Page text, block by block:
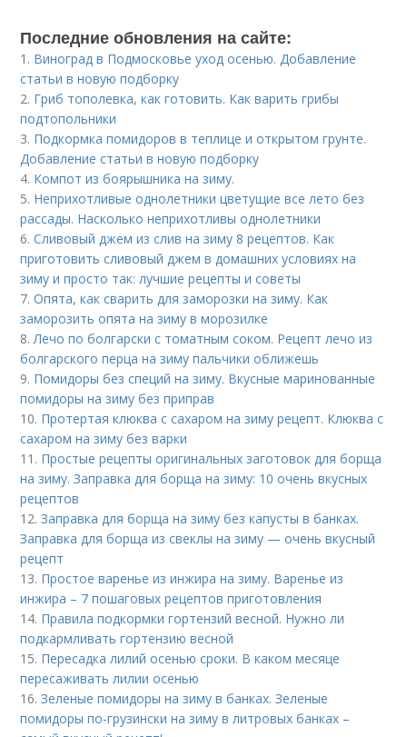
Последние обновления на сайте:
1. Виноград в Подмосковье уход осенью. Добавление
статьи в новую подборку
2. Гриб тополевка, как готовить. Как варить грибы
подтопольники
3. Подкормка помидоров в теплице и открытом грунте.
Добавление статьи в новую подборку
4. Компот из боярышника на зиму.
5. Неприхотливые однолетники цветущие все лето без
рассады. Насколько неприхотливы однолетники
6.Сливовый джем из слив на зиму 8 рецептов. Как
приготовить сливовый джем в домашних условиях на
зиму и просто так: лучшие рецепты и советы
7.Опята, как сварить для заморозки на зиму. Как
заморозить опята на зиму в морозилке
8.Лечо по болгарски с томатным соком. Рецепт лечо из
болгарского перца на зиму пальчики оближешь
9. Помидоры без специй на зиму. Вкусные маринованные
помидоры на зиму без приправ
10. Протертая клюква с сахаром на зиму рецепт. Клюква с
сахаром на зиму без варки
11. Простые рецепты оригинальных заготовок для борща
на зиму. Заправка для борща на зиму: 10 очень вкусных
рецептов
12.Заправка для борща на зиму без капусты в банках.
Заправка для борща из свеклы на зиму — очень вкусный
рецепт
13. Простое варенье из инжира на зиму. Варенье из
инжира – 7 пошаговых рецептов приготовления
14. Правила подкормки гортензий весной. Нужно ли
подкармливать гортензию весной
15. Пересадка лилий осенью сроки. В каком месяце
пересаживать лилии осенью
16.Зеленые помидоры на зиму в банках. Зеленые
помидоры по-грузински на зиму в литровых банках –